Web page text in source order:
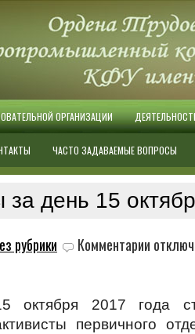
ОРГАНИЗАЦИИ
ЧАСТО ЗАДАВАЕМЫЕ ВОПРОСЫ
за день 15
рубрики Комментарии записи
октября 2017 года
первичного